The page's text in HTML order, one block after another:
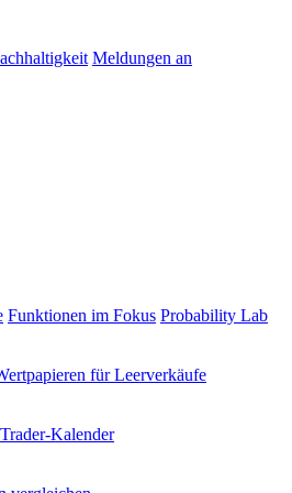
Meldungen an
Funktionen im Fokus Probability Lab
für Leerverkäufe
Trader-Kalender